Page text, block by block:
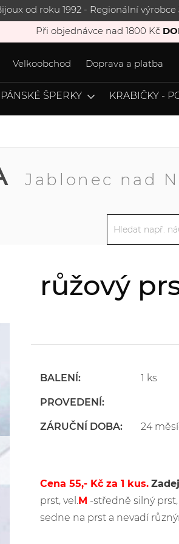
od roku 1992 - Regionální
Při objednávce nad 1800 Kč
Velkoobchod Doprava a platba
PÁNSKÉ ŠPERKY KRABIČKY -
Jablonec nad
růžový
BALENÍ: 1 ks
PROVEDENÍ:
ZÁRUČNÍ DOBA: 24
Cena 55,- Kč za 1 kus.
prst, vel.M -středně silný prst,
sedne na prst a nevadí